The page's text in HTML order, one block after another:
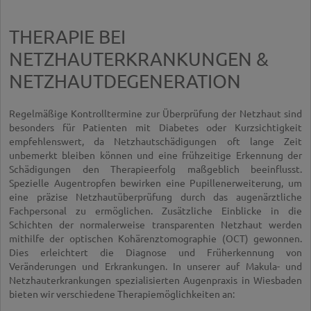
THERAPIE BEI
NETZHAUTERKRANKUNGEN &
NETZHAUTDEGENERATION
Regelmäßige Kontrolltermine zur Überprüfung der Netzhaut sind
besonders für Patienten mit Diabetes oder Kurzsichtigkeit
empfehlenswert, da Netzhautschädigungen oft lange Zeit
unbemerkt bleiben können und eine frühzeitige Erkennung der
Schädigungen den Therapieerfolg maßgeblich beeinflusst.
Spezielle Augentropfen bewirken eine Pupillenerweiterung, um
eine präzise Netzhautüberprüfung durch das augenärztliche
Fachpersonal zu ermöglichen. Zusätzliche Einblicke in die
Schichten der normalerweise transparenten Netzhaut werden
mithilfe der optischen Kohärenztomographie (OCT) gewonnen.
Dies erleichtert die Diagnose und Früherkennung von
Veränderungen und Erkrankungen. In unserer auf Makula- und
Netzhauterkrankungen spezialisierten Augenpraxis in Wiesbaden
bieten wir verschiedene Therapiemöglichkeiten an: